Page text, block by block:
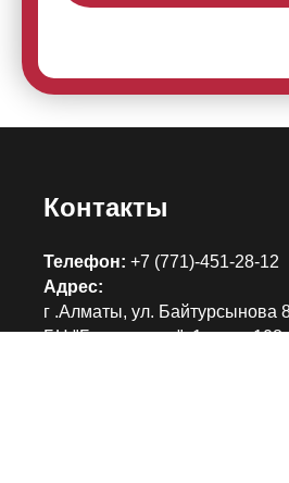
Контакты
Телефон: +7 (771)-451-28-12
Адрес:
г .Алматы, ул. Байтурсынова
БЦ "Бизнес сити", 1 этаж, 108